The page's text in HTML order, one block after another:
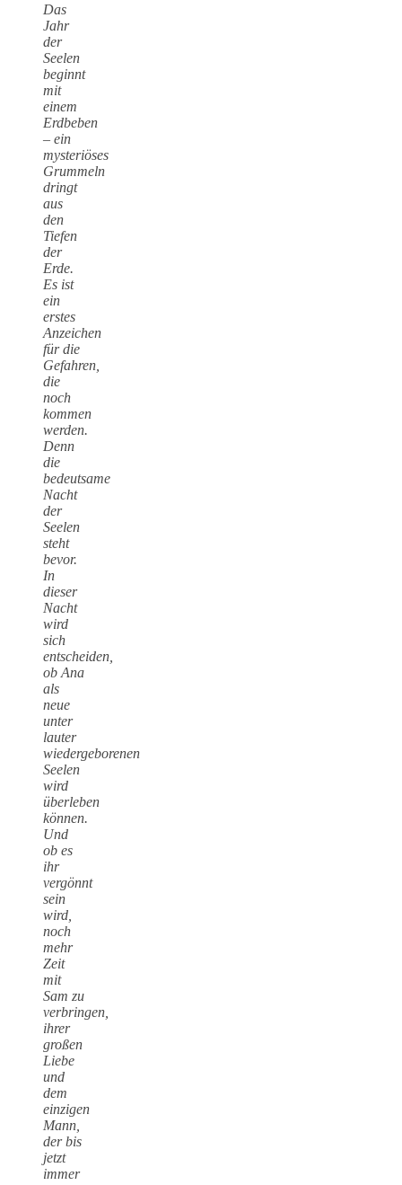
Das
Jahr
der
Seelen
beginnt
mit
einem
Erdbeben
– ein
mysteriöses
Grummeln
dringt
aus
den
Tiefen
der
Erde.
Es ist
ein
erstes
Anzeichen
für die
Gefahren,
die
noch
kommen
werden.
Denn
die
bedeutsame
Nacht
der
Seelen
steht
bevor.
In
dieser
Nacht
wird
sich
entscheiden,
ob Ana
als
neue
unter
lauter
wiedergeborenen
Seelen
wird
überleben
können.
Und
ob es
ihr
vergönnt
sein
wird,
noch
mehr
Zeit
mit
Sam zu
verbringen,
ihrer
großen
Liebe
und
dem
einzigen
Mann,
der bis
jetzt
immer